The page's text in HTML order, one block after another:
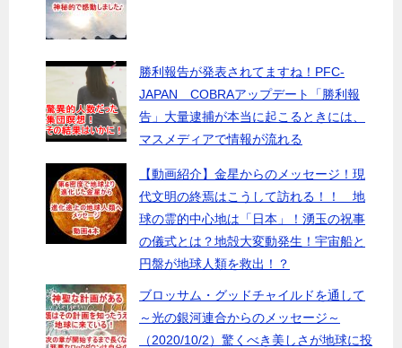
勝利報告が発表されてますね！PFC-
JAPAN COBRAアップデート「勝利報
告」大量逮捕が本当に起こるときには、
マスメディアで情報が流れる
【動画紹介】金星からのメッセージ！現
代文明の終焉はこうして訪れる！！ 地
球の霊的中心地は「日本」！湧玉の祝事
の儀式とは？地殻大変動発生！宇宙船と
円盤が地球人類を救出！？
ブロッサム・グッドチャイルドを通して
～光の銀河連合からのメッセージ～
（2020/10/2）驚くべき美しさが地球に投